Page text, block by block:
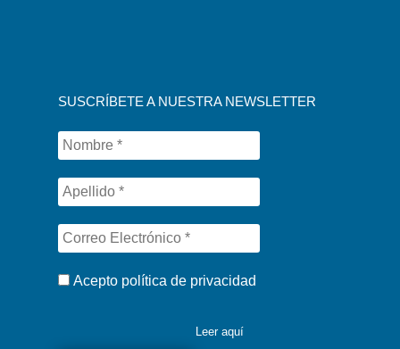
SUSCRÍBETE A NUESTRA NEWSLETTER
Acepto política de privacidad
Leer aquí